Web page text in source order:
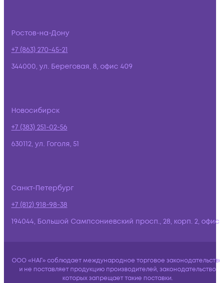
Ростов-на-Дону
+7 (863) 270-45-21
344000, ул. Береговая, 8, офис 409
Новосибирск
+7 (383) 251-02-56
630112, ул. Гоголя, 51
Санкт-Петербург
+7 (812) 918-98-38
194044, Большой Сампсониевский просп., 28, корп. 2,
ООО «НАГ» соблюдает международное торговое
и не поставляет продукцию производителей, законодательство
которых запрещает такие поставки.